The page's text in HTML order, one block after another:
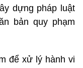
dựng pháp luật
bản quy phạm
để xử lý hành vi